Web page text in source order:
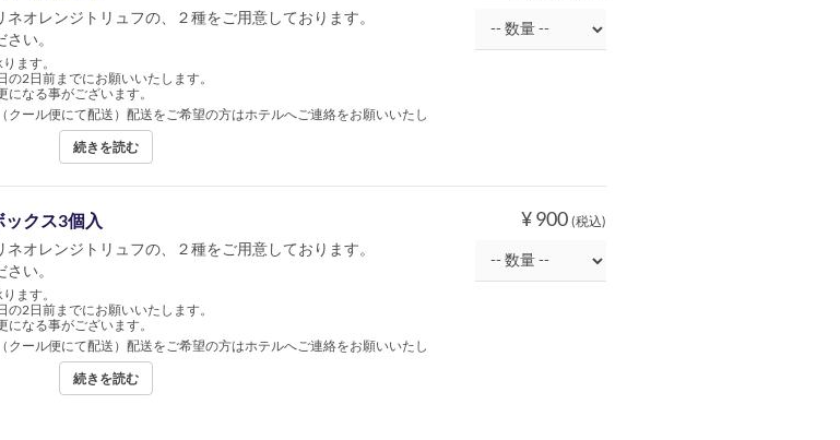
オレンジトリュフの、２種をご用意しております。
い。
ます。
2日前までにお願いいたします。
なる事がございます。
クール便にて配送）配送をご希望の方はホテルへご連絡をお願いいたし
続きを読む
¥ 900 (税込)
ックス3個入
オレンジトリュフの、２種をご用意しております。
い。
ます。
2日前までにお願いいたします。
なる事がございます。
クール便にて配送）配送をご希望の方はホテルへご連絡をお願いいたし
続きを読む